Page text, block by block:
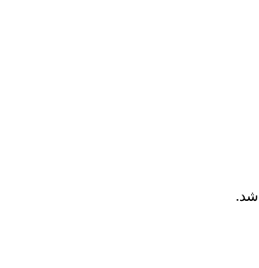
شد.